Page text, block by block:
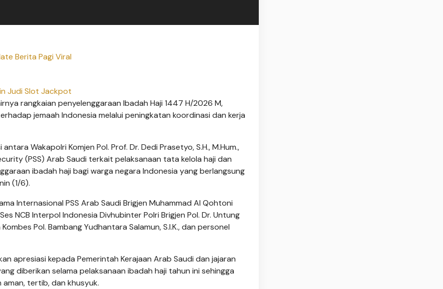
Berita Pagi Viral
Judi Slot Jackpot
rangkaian penyelenggaraan Ibadah Haji 1447 H/2026 M,
jemaah Indonesia melalui peningkatan koordinasi dan kerja
Wakapolri Komjen Pol. Prof. Dr. Dedi Prasetyo, S.H., M.Hum.,
(PSS) Arab Saudi terkait pelaksanaan tata kelola haji dan
ibadah haji bagi warga negara Indonesia yang berlangsung
(1/6).
Internasional PSS Arab Saudi Brigjen Muhammad Al Qohtoni
NCB Interpol Indonesia Divhubinter Polri Brigjen Pol. Dr. Untung
Pol. Bambang Yudhantara Salamun, S.I.K., dan personel
apresiasi kepada Pemerintah Kerajaan Arab Saudi dan jajaran
diberikan selama pelaksanaan ibadah haji tahun ini sehingga
tertib, dan khusyuk.